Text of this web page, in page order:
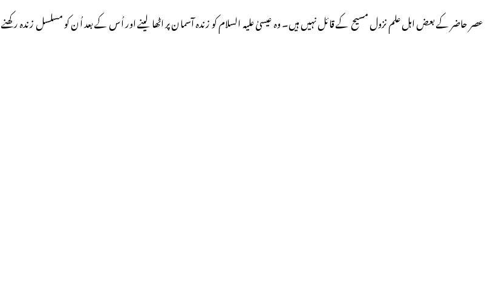
عصر حاضر کے بعض اہل علم نزول مسیح کے قائل نہیں ہیں۔ وہ عیسیٰ علیہ السلام کو زندہ آسمان پر اٹھا لینے اور اُس کے بعد اُن کو مسلسل زندہ